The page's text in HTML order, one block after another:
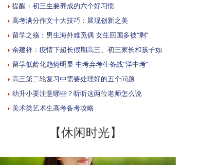
提醒：初三生要养成的六个好习惯
高考满分作文十大技巧：展现创新之美
留学之殇：男生海外难觅偶 女生回国多被“剩”
余建祥：疫情下超长假期高三、初三家长和孩子如
留学低龄化趋势明显 中考弃考生备战“洋中考”
高三第二轮复习中需要处理好的五个问题
幼升小要注意哪些？听听这两位老师怎么说
美术类艺术生高考备考攻略
【休闲时光】